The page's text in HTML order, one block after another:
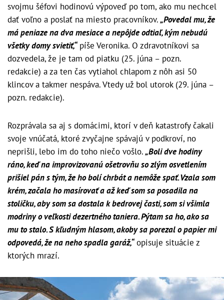
svojmu šéfovi hodinovú výpoveď po tom, ako mu nechcel
dať voľno a poslať na miesto pracovníkov.„Povedal mu, že
má peniaze na dva mesiace a nepôjde odtiaľ, kým nebudú
všetky domy svietiť,“píše Veronika. O zdravotníkovi sa
dozvedela, že je tam od piatku (25. júna – pozn.
redakcie) a za ten čas vytiahol chlapom z nôh asi 50
klincov a takmer nespáva. Vtedy už bol utorok (29. júna –
pozn. redakcie).
Rozprávala sa aj s domácimi, ktorí v deň katastrofy čakali
svoje vnúčatá, ktoré zvyčajne spávajú v podkroví, no
neprišli, lebo im do toho niečo vošlo.„Boli dve hodiny
ráno, keď na improvizovanú ošetrovňu so zlým osvetlením
prišiel pán s tým, že ho bolí chrbát a nemôže spať. Vzala som
krém, začala ho masírovať a až keď som sa posadila na
stoličku, aby som sa dostala k bedrovej časti, som si všimla
modriny o veľkosti dezertného taniera. Pýtam sa ho, ako sa
mu to stalo. S kľudným hlasom, akoby sa porezal o papier mi
odpovedá, že na neho spadla garáž,“opisuje situácie z
ktorých mrazí.